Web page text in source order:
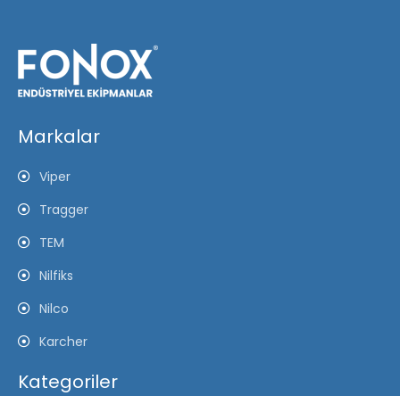
Markalar
Viper
Tragger
TEM
Nilfiks
Nilco
Karcher
Kategoriler